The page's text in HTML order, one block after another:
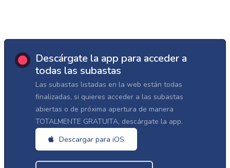
Descárgate la app para acceder a
todas las subastas
Las subastas listadas en la web están todas
finalizadas, si quieres acceder a las subastas
abiertas o de próxima apertura de manera
TOTALMENTE GRATUITA, descárgate la app.
Descargar para iOS